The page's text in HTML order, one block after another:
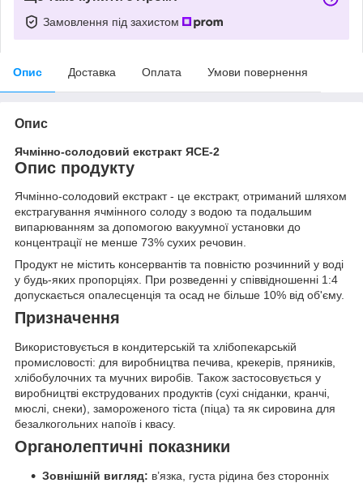
Замовлення під захистом
Опис Доставка Оплата Умови повернення
Опис
Ячмінно-солодовий екстракт ЯСЕ-2
Опис продукту
Ячмінно-солодовий екстракт - це екстракт, отриманий шляхом
екстрагування ячмінного солоду з водою та подальшим
випарюванням за допомогою вакуумної установки до
концентрації не менше 73% сухих речовин.
Продукт не містить консервантів та повністю розчинний у воді
у будь-яких пропорціях. При розведенні у співвідношенні 1:4
допускається опалесценція та осад не більше 10% від об'єму.
Призначення
Використовується в кондитерській та хлібопекарській
промисловості: для виробництва печива, крекерів, пряників,
хлібобулочних та мучних виробів. Також застосовується у
виробництві екструдованих продуктів (сухі сніданки, кранчі,
мюслі, снеки), замороженого тіста (піца) та як сировина для
безалкогольних напоїв і квасу.
Органолептичні показники
Зовнішній вигляд: в’язка, густа рідина без сторонніх